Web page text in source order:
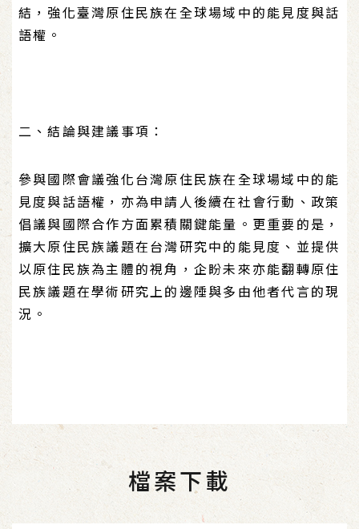
結，強化臺灣原住民族在全球場域中的能見度與話
語權。
二、結論與建議事項：
參與國際會議強化台灣原住民族在全球場域中的能
見度與話語權，亦為申請人後續在社會行動、政策
倡議與國際合作方面累積關鍵能量。更重要的是，
擴大原住民族議題在台灣研究中的能見度、並提供
以原住民族為主體的視角，企盼未來亦能翻轉原住
民族議題在學術研究上的邊陲與多由他者代言的現
況。
檔案下載